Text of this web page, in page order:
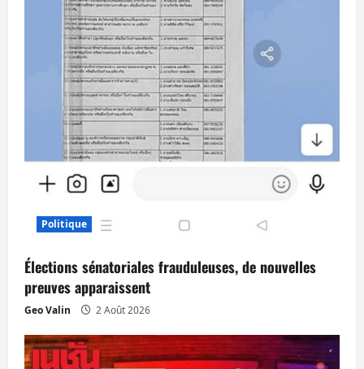
Politique
Élections sénatoriales frauduleuses, de nouvelles
preuves apparaissent
Geo Valin 2 Août 2026